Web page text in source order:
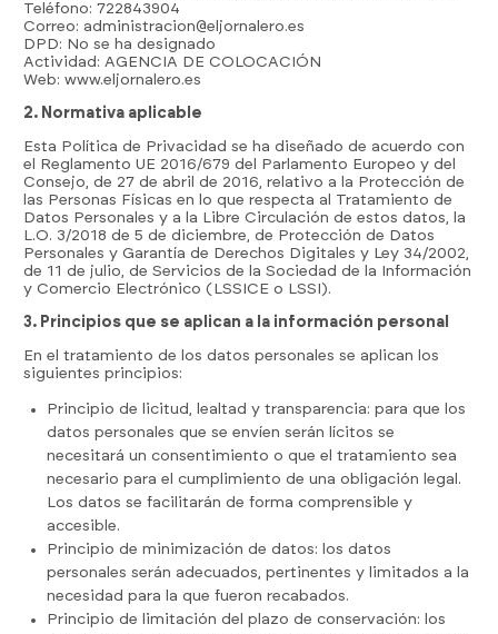
Teléfono: 722843904
Correo: administracion@eljornalero.es
DPD: No se ha designado
Actividad: AGENCIA DE COLOCACIÓN
Web: www.eljornalero.es
2. Normativa aplicable
Esta Política de Privacidad se ha diseñado de acuerdo con
el Reglamento UE 2016/679 del Parlamento Europeo y del
Consejo, de 27 de abril de 2016, relativo a la Protección de
las Personas Físicas en lo que respecta al Tratamiento de
Datos Personales y a la Libre Circulación de estos datos, la
L.O. 3/2018 de 5 de diciembre, de Protección de Datos
Personales y Garantía de Derechos Digitales y Ley 34/2002,
de 11 de julio, de Servicios de la Sociedad de la Información
y Comercio Electrónico (LSSICE o LSSI).
3. Principios que se aplican a la información personal
En el tratamiento de los datos personales se aplican los
siguientes principios:
Principio de licitud, lealtad y transparencia: para que los
datos personales que se envíen serán lícitos se
necesitará un consentimiento o que el tratamiento sea
necesario para el cumplimiento de una obligación legal.
Los datos se facilitarán de forma comprensible y
accesible.
Principio de minimización de datos: los datos
personales serán adecuados, pertinentes y limitados a la
necesidad para la que fueron recabados.
Principio de limitación del plazo de conservación: los